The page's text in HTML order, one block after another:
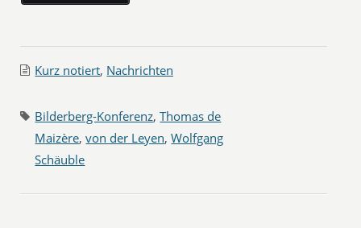
Kurz notiert, Nachrichten
Bilderberg-Konferenz,Thomas de
Maizère,von der Leyen,Wolfgang
Schäuble